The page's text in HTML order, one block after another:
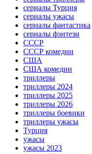
сериалы Турция
сериалы ужасы
сериалы фантастика
сериалы фэнтези
СССР
СССР комедии
США
США комедии
триллеры
триллеры 2024
триллеры 2025
триллеры 2026
триллеры боевики
триллеры ужасы
Турция
ужасы
ужасы 2023